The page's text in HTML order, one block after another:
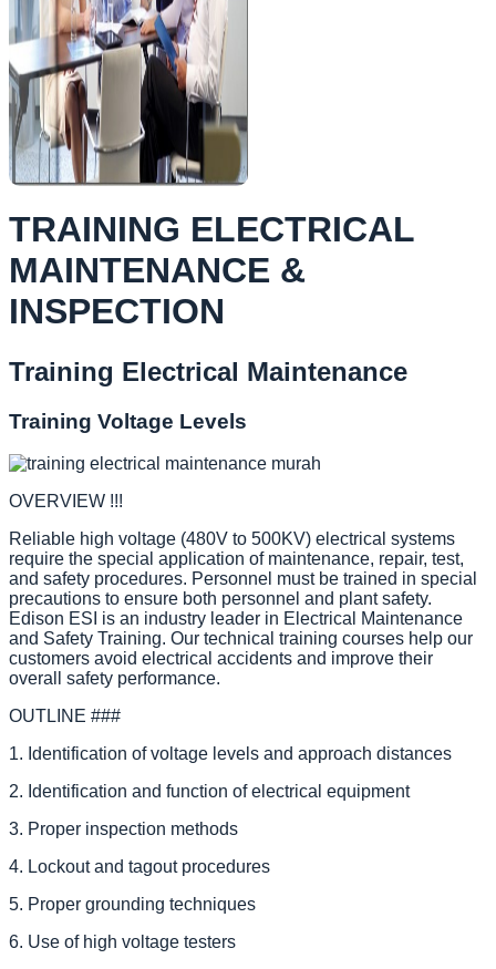
TRAINING ELECTRICAL
MAINTENANCE &
INSPECTION
Training Electrical Maintenance
Training Voltage Levels
OVERVIEW !!!
Reliable high voltage (480V to 500KV) electrical systems
require the special application of maintenance, repair, test,
and safety procedures. Personnel must be trained in special
precautions to ensure both personnel and plant safety.
Edison ESI is an industry leader in Electrical Maintenance
and Safety Training. Our technical training courses help our
customers avoid electrical accidents and improve their
overall safety performance.
OUTLINE ###
1. Identification of voltage levels and approach distances
2. Identification and function of electrical equipment
3. Proper inspection methods
4. Lockout and tagout procedures
5. Proper grounding techniques
6. Use of high voltage testers